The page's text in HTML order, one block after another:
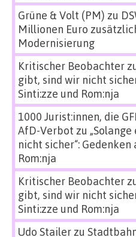
Grüne & Volt (PM) zu
Millionen Euro
Modernisierung
Kritischer Beobachter
gibt, sind wir nicht
Sinti:zze und Rom:nja
1000 Jurist:innen, die
AfD-Verbot zu
nicht sicher“: Gedenken
Rom:nja
Kritischer Beobachter
gibt, sind wir nicht
Sinti:zze und Rom:nja
Udo Stailerzu